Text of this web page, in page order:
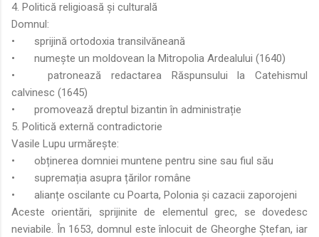
4. Politică religioasă și culturală
Domnul:
•
sprijină ortodoxia transilvăneană
•
numește un moldovean la Mitropolia Ardealului (1640)
•
patronează redactarea Răspunsului la Catehismul
calvinesc (1645)
•
promovează dreptul bizantin în administrație
5. Politică externă contradictorie
Vasile Lupu urmărește:
•
obținerea domniei muntene pentru sine sau fiul său
•
supremația asupra țărilor române
•
alianțe oscilante cu Poarta, Polonia și cazacii zaporojeni
Aceste orientări, sprijinite de elementul grec, se dovedesc
neviabile. În 1653, domnul este înlocuit de Gheorghe Ștefan, iar